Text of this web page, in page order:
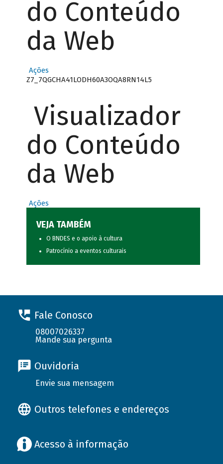
do Conteúdo
da Web
Ações
Z7_7QGCHA41LODH60A3OQA8RN14L5
Visualizador
do Conteúdo
da Web
Ações
VEJA TAMBÉM
O BNDES e o apoio à cultura
Patrocínio a eventos culturais
Fale Conosco
08007026337
Mande sua pergunta
Ouvidoria
Envie sua mensagem
Outros telefones e endereços
Acesso à informação